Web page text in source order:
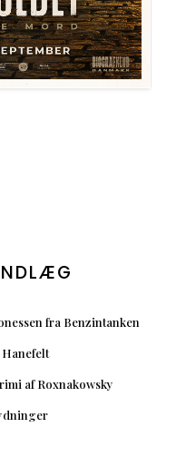
fra Benzintanken
af Roxnakowsky